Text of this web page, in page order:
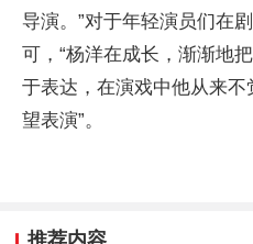
导演。”对于年轻演员们在
可，“杨洋在成长，渐渐地
于表达，在演戏中他从来
望表演”。